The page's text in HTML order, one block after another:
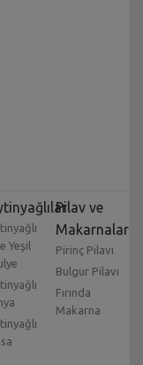
Yeşil
Pilav ve
Makarnalar
Pirinç Pilavı
Bulgur Pilavı
Fırında
Makarna